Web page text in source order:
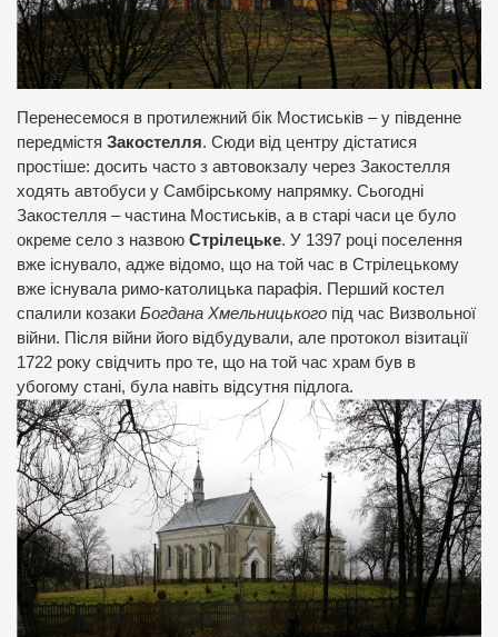
Перенесемося в протилежний бік Мостиськів – у південне
передмістя Закостелля. Сюди від центру дістатися
простіше: досить часто з автовокзалу через Закостелля
ходять автобуси у Самбірському напрямку. Сьогодні
Закостелля – частина Мостиськів, а в старі часи це було
окреме село з назвою Стрілецьке. У 1397 році поселення
вже існувало, адже відомо, що на той час в Стрілецькому
вже існувала римо-католицька парафія. Перший костел
спалили козаки Богдана Хмельницького під час Визвольної
війни. Після війни його відбудували, але протокол візитації
1722 року свідчить про те, що на той час храм був в
убогому стані, була навіть відсутня підлога.